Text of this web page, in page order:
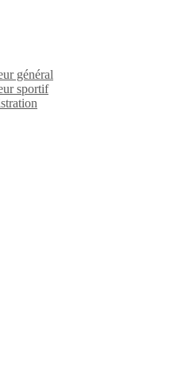
général
sportif